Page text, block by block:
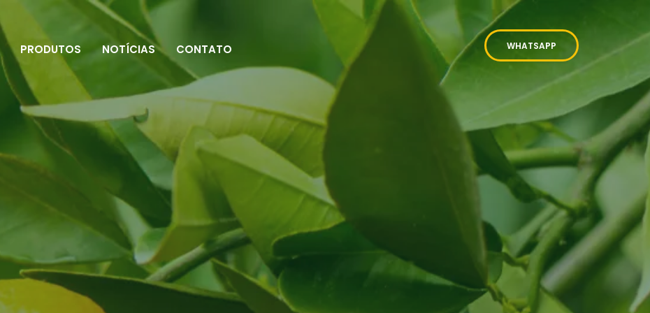
PRODUTOS NOTÍCIAS CONTATO WHATSAPP